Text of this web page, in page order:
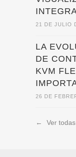
21 DE JULIO
LA
DE
KVM
26 DE
← Ver